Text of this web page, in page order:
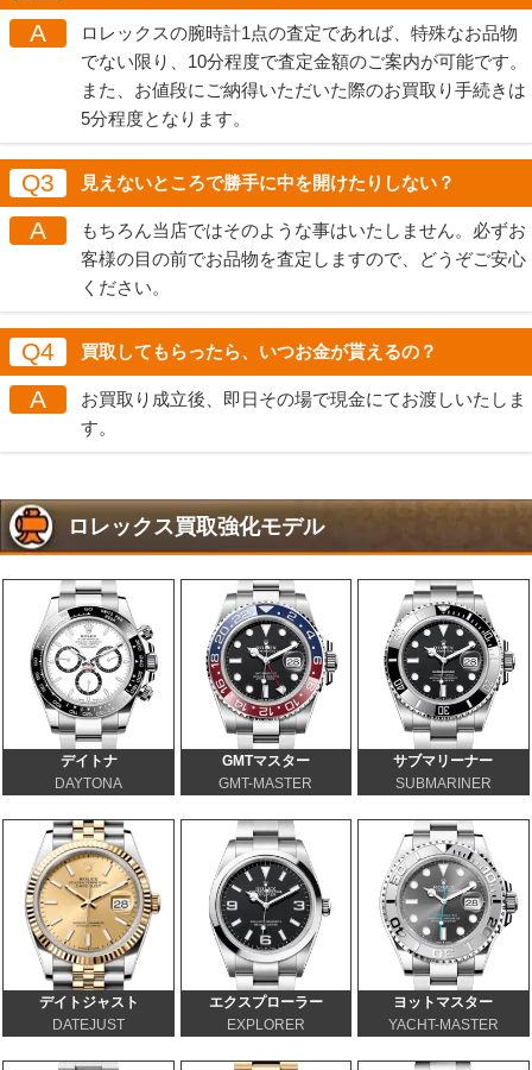
A
ロレックスの腕時計1点の査定であれば、特殊なお品物
でない限り、10分程度で査定金額のご案内が可能です。
また、お値段にご納得いただいた際のお買取り手続きは
5分程度となります。
Q3 見えないところで勝手に中を開けたりしない？
A
もちろん当店ではそのような事はいたしません。必ずお
客様の目の前でお品物を査定しますので、どうぞご安心
ください。
Q4 買取してもらったら、いつお金が貰えるの？
A
お買取り成立後、即日その場で現金にてお渡しいたしま
す。
ロレックス買取強化モデル
デイトナ
DAYTONA
GMTマスター
GMT-MASTER
サブマリーナー
SUBMARINER
デイトジャスト
DATEJUST
エクスプローラー
EXPLORER
ヨットマスター
YACHT-MASTER